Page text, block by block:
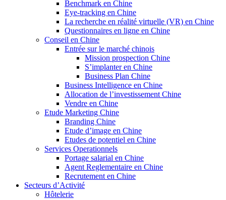
Benchmark en Chine
Eye-tracking en Chine
La recherche en réalité virtuelle (VR) en Chine
Questionnaires en ligne en Chine
Conseil en Chine
Entrée sur le marché chinois
Mission prospection Chine
S’implanter en Chine
Business Plan Chine
Business Intelligence en Chine
Allocation de l’investissement Chine
Vendre en Chine
Etude Marketing Chine
Branding Chine
Etude d’image en Chine
Etudes de potentiel en Chine
Services Operationnels
Portage salarial en Chine
Agent Reglementaire en Chine
Recrutement en Chine
Secteurs d’Activité
Hôtelerie